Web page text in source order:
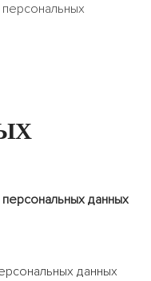
данных
данных